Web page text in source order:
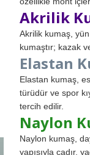
Akrilik
Akrilik kumaş,
kumaştır; kazak
Elastan
Elastan kumaş,
türüdür ve spor
tercih edilir.
Naylon
Naylon kumaş,
yapısıyla çadır,